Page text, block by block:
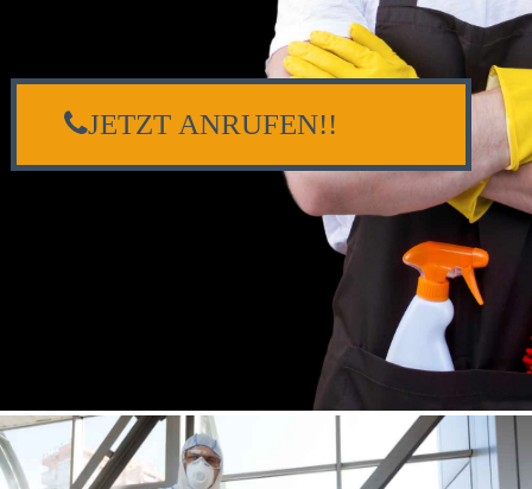
JETZT ANRUFEN!!